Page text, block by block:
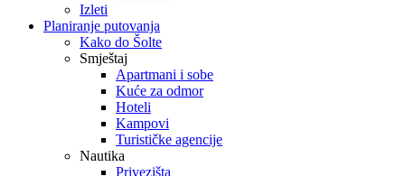
Izleti
Planiranje putovanja
Kako do Šolte
Smještaj
Apartmani i sobe
Kuće za odmor
Hoteli
Kampovi
Turističke agencije
Nautika
Privezišta